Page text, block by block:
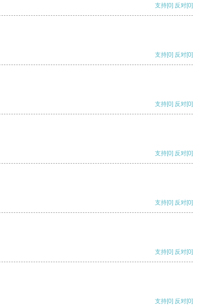
支持[0] 反对[0]
支持[0] 反对[0]
支持[0] 反对[0]
支持[0] 反对[0]
支持[0] 反对[0]
支持[0] 反对[0]
支持[0] 反对[0]